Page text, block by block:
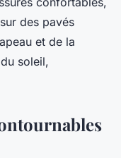
des pavés
et de la
soleil,